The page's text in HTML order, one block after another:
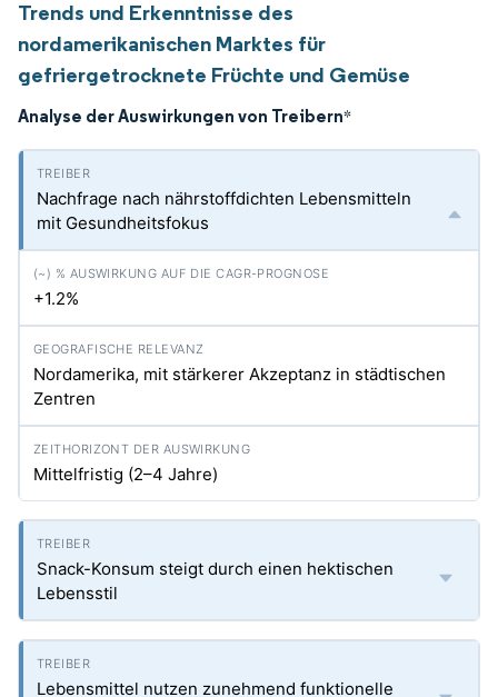
Trends und Erkenntnisse des
nordamerikanischen Marktes für
gefriergetrocknete Früchte und Gemüse
Analyse der Auswirkungen von Treibern*
Nachfrage nach nährstoffdichten Lebensmitteln
mit Gesundheitsfokus
+1.2%
Nordamerika, mit stärkerer Akzeptanz in städtischen
Zentren
Mittelfristig (2–4 Jahre)
Snack-Konsum steigt durch einen hektischen
Lebensstil
Lebensmittel nutzen zunehmend funktionelle